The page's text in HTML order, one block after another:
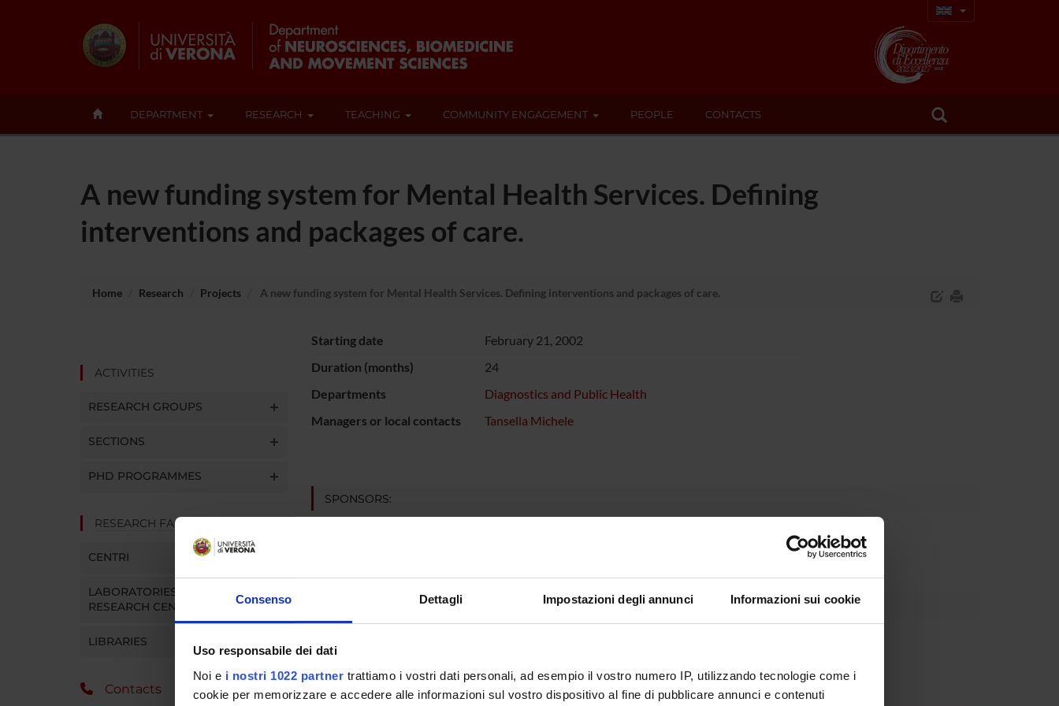
Consenso Dettagli Impostazioni degli annunci Informazioni sui cookie
Uso responsabile dei dati
Noi e i nostri 1022 partner trattiamo i vostri dati personali, ad esempio il vostro numero IP, utilizzando tecnologie come i
cookie per memorizzare e accedere alle informazioni sul vostro dispositivo al fine di pubblicare annunci e contenuti
DEPARTMENT RESEARCH TEACHING COMMUNITY ENGAGEMENT PEOPLE CONTACTS
A new funding system for Mental Health Services. Defining
interventions and packages of care.
Home Research Projects A new funding system for Mental Health Services. Defining interventions and packages of care.
ACTIVITIES
RESEARCH GROUPS
SECTIONS
PHD PROGRAMMES
RESEARCH FACILITIES
CENTRI
LABORATORIES AND
RESEARCH CENTRES
LIBRARIES
Contacts
Starting date
February 21, 2002
Duration (months)
24
Departments
Diagnostics and Public Health
Managers or local contacts
Tansella Michele
SPONSORS:
PROJECT PARTICIPANTS
Laura Grigoletti